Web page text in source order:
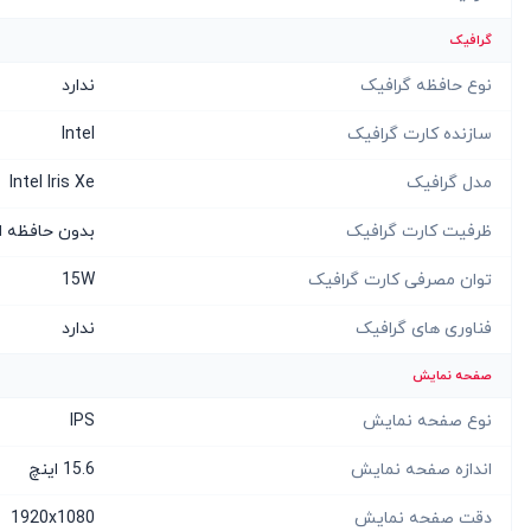
گرافیک
نوع حافظه گرافیک ندارد
سازنده کارت گرافیک Intel
مدل گرافیک Intel Iris Xe
ظرفیت کارت گرافیک بدون
توان مصرفی کارت گرافیک 15W
فناوری های گرافیک ندارد
صفحه نمایش
نوع صفحه نمایش IPS
اندازه صفحه نمایش 15.6 اینچ
دقت صفحه نمایش 1920x1080